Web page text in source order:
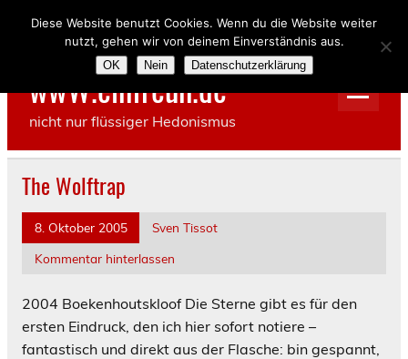
wwW.einfreun.de
nicht nur flüssiger Hedonismus
The Wolftrap
8. Oktober 2005
Sven Tissot
Kommentar hinterlassen
2004 Boekenhoutskloof Die Sterne gibt es für den
ersten Eindruck, den ich hier sofort notiere –
fantastisch und direkt aus der Flasche: bin gespannt,
Diese Website benutzt Cookies. Wenn du die Website weiter
nutzt, gehen wir von deinem Einverständnis aus.
OK Nein Datenschutzerklärung